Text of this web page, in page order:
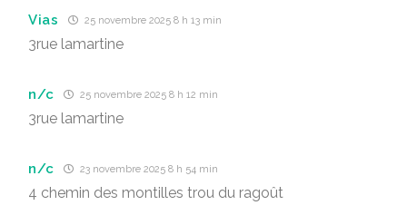
Vias 25 novembre 2025 8 h 13 min
3rue lamartine
n/c 25 novembre 2025 8 h 12 min
3rue lamartine
n/c 23 novembre 2025 8 h 54 min
4 chemin des montilles trou du ragoût